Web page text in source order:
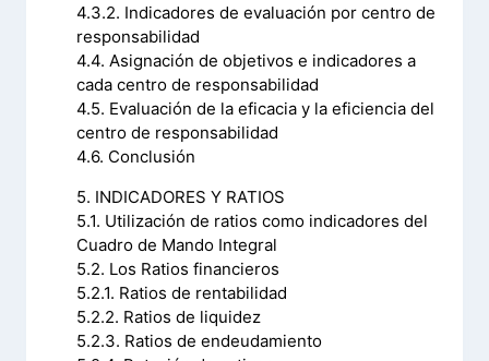
4.3.2. Indicadores de evaluación por centro de
responsabilidad
4.4. Asignación de objetivos e indicadores a
cada centro de responsabilidad
4.5. Evaluación de la eficacia y la eficiencia del
centro de responsabilidad
4.6. Conclusión
5. INDICADORES Y RATIOS
5.1. Utilización de ratios como indicadores del
Cuadro de Mando Integral
5.2. Los Ratios financieros
5.2.1. Ratios de rentabilidad
5.2.2. Ratios de liquidez
5.2.3. Ratios de endeudamiento